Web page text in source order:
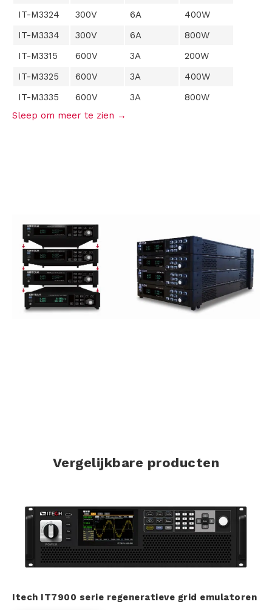
IT-M3324
300V 6A
400W
IT-M3334
300V 6A
800W
IT-M3315
600V 3A
200W
IT-M3325
600V 3A
400W
IT-M3335
600V 3A 800W
Vergelijkbare producten
Itech IT7900 serie regeneratieve grid emulatoren